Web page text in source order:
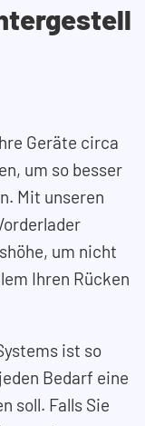
Geräte circa
um so besser
Mit unseren
um nicht
Ihren Rücken
ist so
Bedarf eine
soll. Falls Sie